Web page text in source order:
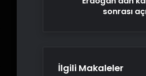
sonrası
İlgili Makaleler